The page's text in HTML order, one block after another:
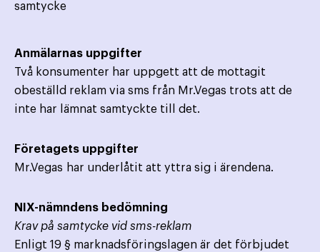
samtycke
Anmälarnas uppgifter
Två konsumenter har uppgett att de mottagit
obeställd reklam via sms från Mr.Vegas trots att de
inte har lämnat samtyckte till det.
Företagets uppgifter
Mr.Vegas har underlåtit att yttra sig i ärendena.
NIX-nämndens bedömning
Krav på samtycke vid sms-reklam
Enligt 19 § marknadsföringslagen är det förbjudet